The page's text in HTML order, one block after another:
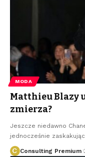
MODA
Matthieu Blazy
zmierza?
Jeszcze niedawno
jednocześnie
Consulting Premium